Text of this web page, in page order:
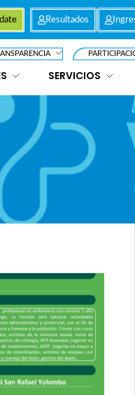
Resultados
SERVICIOS